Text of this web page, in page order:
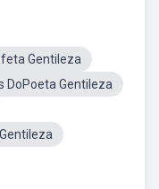
Gentileza
DoPoeta Gentileza